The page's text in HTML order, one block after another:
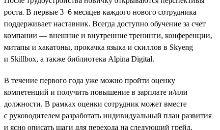
роста. В первые 3–6 месяцев каждого нового сотрудника
поддерживает наставник. Всегда доступно обучение за счет
компании — внешние и внутренние тренинги, конференции,
митапы и хакатоны, прокачка языка и скиллов в Skyeng
и Skillbox, а также библиотека Alpina Digital.
В течение первого года уже можно пройти оценку
компетенций и получить повышение в зарплате и/или
должности. В рамках оценки сотрудник может вместе
с руководителем разработать индивидуальный план развития
и ясно описать шаги для перехода на следующий грейд.